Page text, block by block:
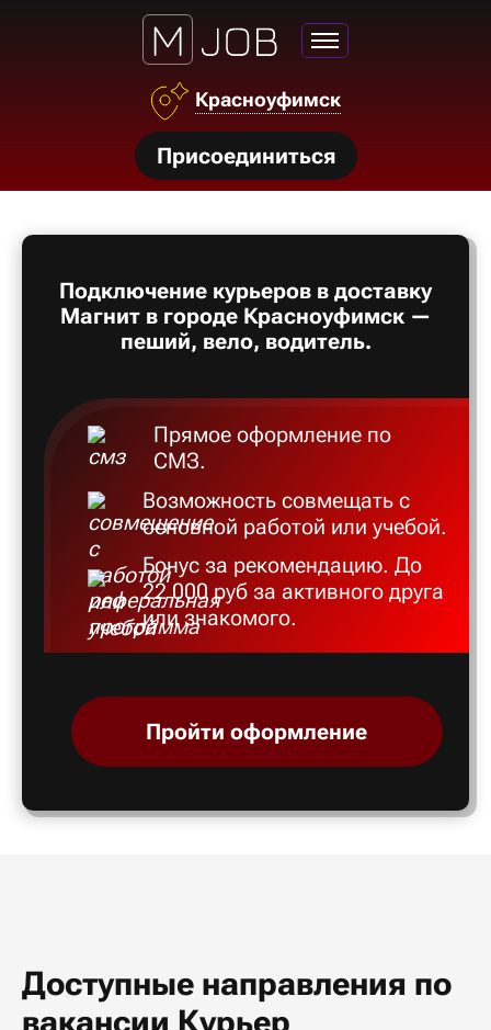
Красноуфимск
Присоединиться
Подключение курьеров в доставку
Магнит в городе Красноуфимск —
пеший, вело, водитель.
Прямое оформление по
СМЗ.
Возможность совмещать с
основной работой или учебой.
Бонус за рекомендацию. До
22 000 руб за активного друга
или знакомого.
Пройти оформление
Доступные направления по
вакансии Курьер